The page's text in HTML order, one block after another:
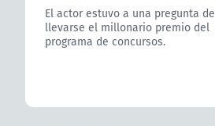
El actor estuvo a una pregunta de
llevarse el millonario premio del
programa de concursos.